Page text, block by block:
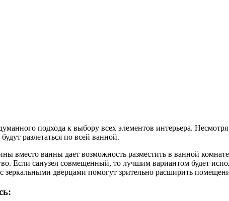
подхода к выбору всех элементов интерьера.
разлетаться по всей ванной.
вместо ванны дает возможность разместить в ванной
Если санузел совмещенный, то лучшим вариантом будет
дверцами помогут зрительно расширить